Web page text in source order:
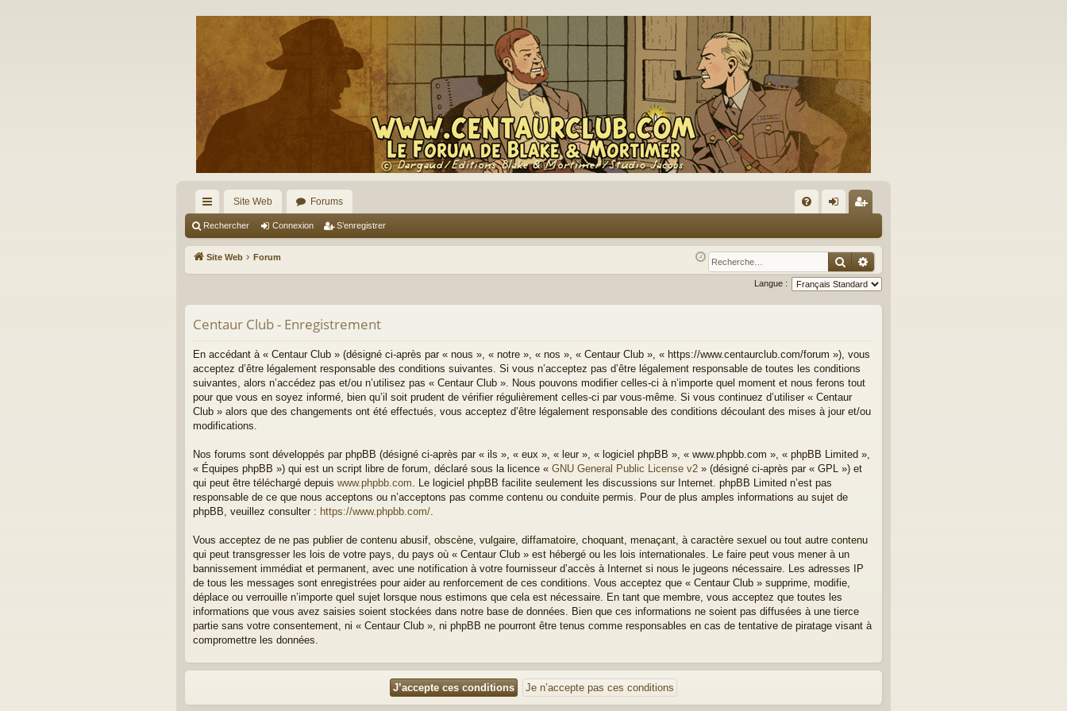
cc
ès
ra
de
Site Web Forums
Q ne
xi
nr
eg
r
Rechercher Connexion S’enregistrer
Site Web Forum Rechercher
Recherche avancée
Langue :
Centaur Club - Enregistrement
En accédant à « Centaur Club » (désigné ci-après par « nous », « notre », « nos », « Centaur Club », « https://www.centaurclub.com/forum »), vous
acceptez d’être légalement responsable des conditions suivantes. Si vous n’acceptez pas d’être légalement responsable de toutes les conditions
suivantes, alors n’accédez pas et/ou n’utilisez pas « Centaur Club ». Nous pouvons modifier celles-ci à n’importe quel moment et nous ferons tout
pour que vous en soyez informé, bien qu’il soit prudent de vérifier régulièrement celles-ci par vous-même. Si vous continuez d’utiliser « Centaur
Club » alors que des changements ont été effectués, vous acceptez d’être légalement responsable des conditions découlant des mises à jour et/ou
modifications.
Nos forums sont développés par phpBB (désigné ci-après par « ils », « eux », « leur », « logiciel phpBB », « www.phpbb.com », « phpBB Limited »,
« Équipes phpBB ») qui est un script libre de forum, déclaré sous la licence « GNU General Public License v2 » (désigné ci-après par « GPL ») et
qui peut être téléchargé depuis www.phpbb.com. Le logiciel phpBB facilite seulement les discussions sur Internet. phpBB Limited n’est pas
responsable de ce que nous acceptons ou n’acceptons pas comme contenu ou conduite permis. Pour de plus amples informations au sujet de
phpBB, veuillez consulter : https://www.phpbb.com/.
Vous acceptez de ne pas publier de contenu abusif, obscène, vulgaire, diffamatoire, choquant, menaçant, à caractère sexuel ou tout autre contenu
qui peut transgresser les lois de votre pays, du pays où « Centaur Club » est hébergé ou les lois internationales. Le faire peut vous mener à un
bannissement immédiat et permanent, avec une notification à votre fournisseur d’accès à Internet si nous le jugeons nécessaire. Les adresses IP
de tous les messages sont enregistrées pour aider au renforcement de ces conditions. Vous acceptez que « Centaur Club » supprime, modifie,
déplace ou verrouille n’importe quel sujet lorsque nous estimons que cela est nécessaire. En tant que membre, vous acceptez que toutes les
informations que vous avez saisies soient stockées dans notre base de données. Bien que ces informations ne soient pas diffusées à une tierce
partie sans votre consentement, ni « Centaur Club », ni phpBB ne pourront être tenus comme responsables en cas de tentative de piratage visant à
compromettre les données.